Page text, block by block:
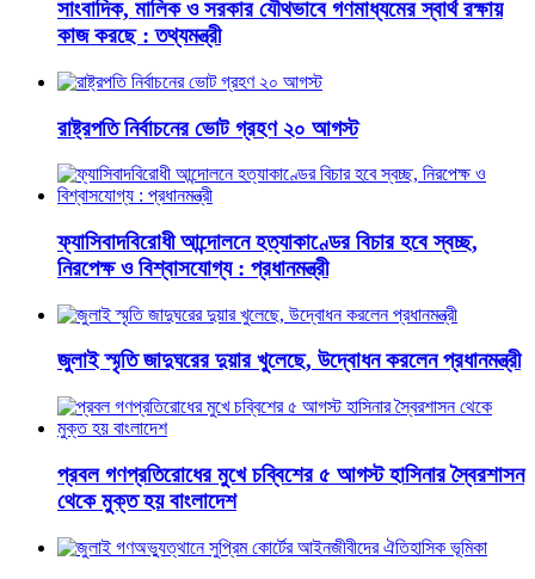
সাংবাদিক, মালিক ও সরকার যৌথভাবে গণমাধ্যমের স্বার্থ রক্ষায়
কাজ করছে : তথ্যমন্ত্রী
রাষ্ট্রপতি নির্বাচনের ভোট গ্রহণ ২০ আগস্ট
ফ্যাসিবাদবিরোধী আন্দোলনে হত্যাকাণ্ডের বিচার হবে স্বচ্ছ,
নিরপেক্ষ ও বিশ্বাসযোগ্য : প্রধানমন্ত্রী
জুলাই স্মৃতি জাদুঘরের দুয়ার খুলেছে, উদ্বোধন করলেন প্রধানমন্ত্রী
প্রবল গণপ্রতিরোধের মুখে চব্বিশের ৫ আগস্ট হাসিনার স্বৈরশাসন
থেকে মুক্ত হয় বাংলাদেশ